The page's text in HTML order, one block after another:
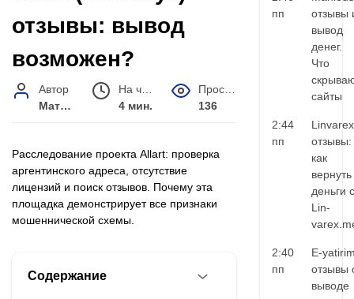
отзывы: вывод
возможен?
Автор
Матвей Иванов
4 мин.
136
Расследование проекта Allart: проверка
аргентинского адреса, отсутствие
лицензий и поиск отзывов. Почему эта
площадка демонстрирует все признаки
мошеннической схемы.
Содержание
пп
отзывы
вывод
денег.
Что
сайты
2:44
пп
Linvarex
отзывы:
как
вернуть
деньги с
Lin-
2:40
пп
E-
отзывы
выводе